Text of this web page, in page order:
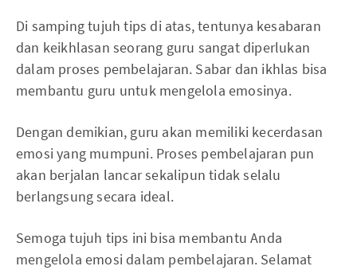
Di samping tujuh tips di atas, tentunya kesabaran
dan keikhlasan seorang guru sangat diperlukan
dalam proses pembelajaran. Sabar dan ikhlas bisa
membantu guru untuk mengelola emosinya.
Dengan demikian, guru akan memiliki kecerdasan
emosi yang mumpuni. Proses pembelajaran pun
akan berjalan lancar sekalipun tidak selalu
berlangsung secara ideal.
Semoga tujuh tips ini bisa membantu Anda
mengelola emosi dalam pembelajaran. Selamat